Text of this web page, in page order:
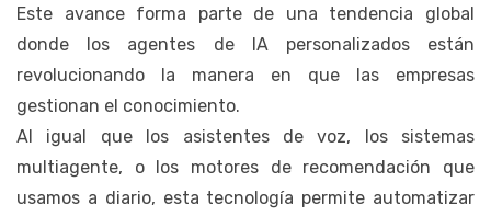
Este avance forma parte de una tendencia global
donde los agentes de IA personalizados están
revolucionando la manera en que las empresas
gestionan el conocimiento.
Al igual que los asistentes de voz, los sistemas
multiagente, o los motores de recomendación que
usamos a diario, esta tecnología permite automatizar